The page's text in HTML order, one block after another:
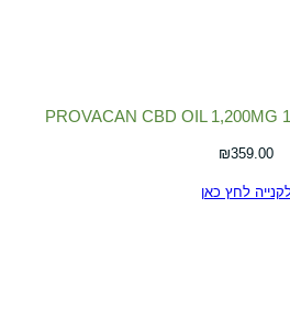
₪359.00
לחץ כאן